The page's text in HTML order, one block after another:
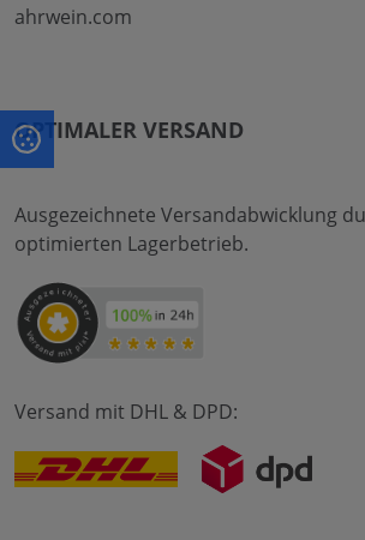
ahrwein.com
OPTIMALER VERSAND
Ausgezeichnete Versandabwicklung
optimierten Lagerbetrieb.
Versand mit DHL & DPD: